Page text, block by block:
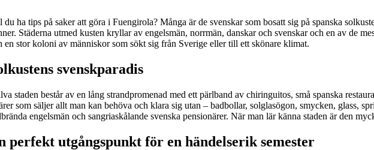
du ha tips på saker att göra i Fuengirola? Många är de svenskar som bosatt sig på spanska
Städerna utmed kusten kryllar av engelsmän, norrmän, danskar och svenskar och en av de
en stor koloni av människor som sökt sig från Sverige eller till ett skönare klimat.
svenskparadis
staden består av en lång strandpromenad med ett pärlband av chiringuitos, små spanska
som säljer allt man kan behöva och klara sig utan – badbollar, solglasögon, smycken, glass,
engelsmän och sangriaskålande svenska pensionärer. När man lär känna staden är den
perfekt utgångspunkt för en händelserik semester